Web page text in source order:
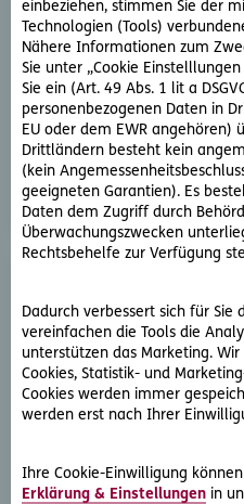
einbeziehen, stimmen Sie der
Technologien (Tools)
Nähere Informationen zum
Sie unter „Cookie
Sie ein (Art. 49 Abs. 1 lit a
personenbezogenen Daten in
EU oder dem EWR angehören)
Drittländern besteht kein
(kein
geeigneten Garantien). Es
Daten dem Zugriff durch
Überwachungszwecken
Rechtsbehelfe zur Verfügung
Dadurch verbessert sich für Sie
vereinfachen die Tools die
unterstützen das Marketing.
Cookies, Statistik- und
Cookies werden immer
werden erst nach Ihrer
Ihre Cookie-Einwilligung
Erklärung & Einstellungen in
Sie haben ein rechtliche
beantworten
D.A.S.
oder streben eine